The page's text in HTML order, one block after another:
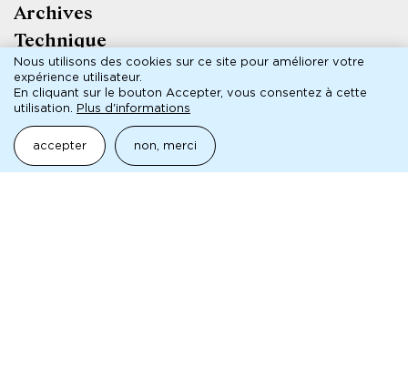
de
page
Archives
Technique
Contact
Presse
maison de la culture
de Seine-Saint-Denis
à Bobigny
Nous utilisons des cookies sur ce site pour améliorer votre
expérience utilisateur.
En cliquant sur le bouton Accepter, vous consentez à cette
utilisation.
Plus d'informations
accepter non, merci